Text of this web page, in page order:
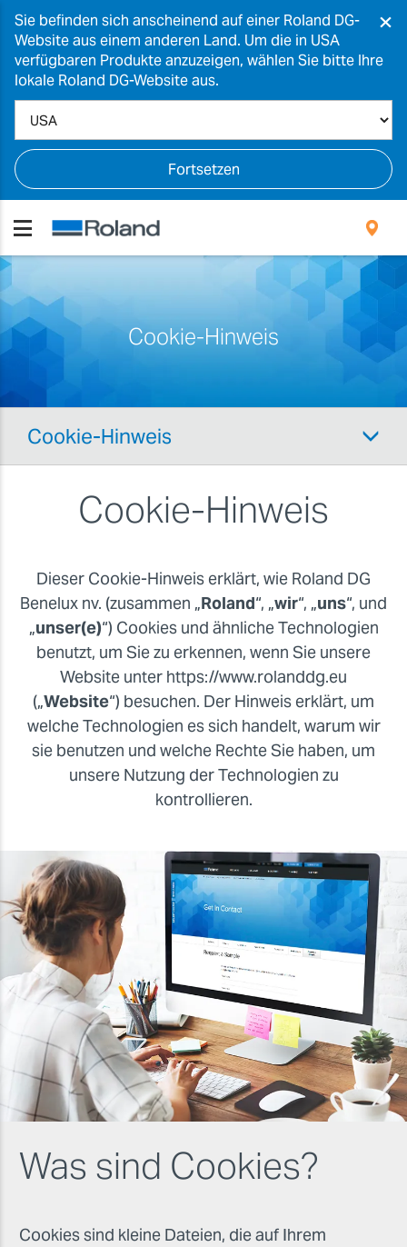
Sie befinden sich anscheinend auf einer Roland DG-
Website aus einem anderen Land. Um die in USA
verfügbaren Produkte anzuzeigen, wählen Sie bitte Ihre
lokale Roland DG-Website aus.
Fortsetzen
×
Cookie-Hinweis
Cookie-Hinweis
Cookie-Hinweis
Dieser Cookie-Hinweis erklärt, wie Roland DG
Benelux nv. (zusammen „Roland“, „wir“, „uns“, und
„unser(e)“) Cookies und ähnliche Technologien
benutzt, um Sie zu erkennen, wenn Sie unsere
Website unter https://www.rolanddg.eu
(„Website“) besuchen. Der Hinweis erklärt, um
welche Technologien es sich handelt, warum wir
sie benutzen und welche Rechte Sie haben, um
unsere Nutzung der Technologien zu
kontrollieren.
Was sind Cookies?
Cookies sind kleine Dateien, die auf Ihrem